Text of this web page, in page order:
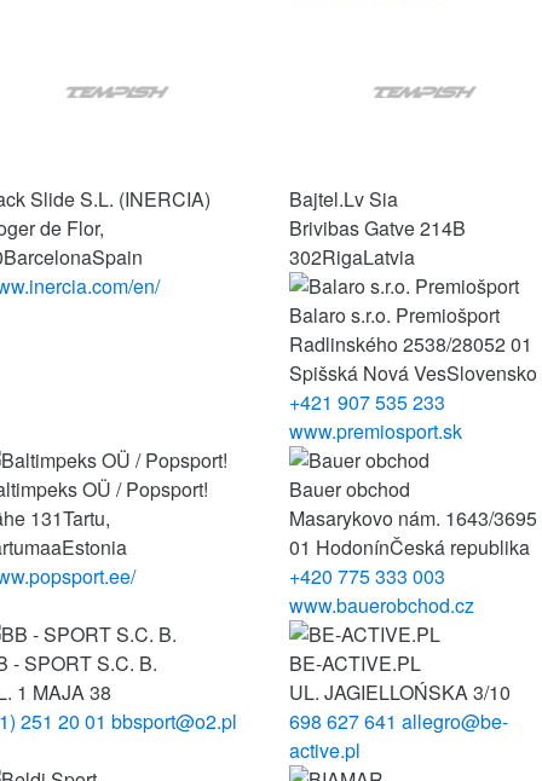
Slide S.L. (INERCIA)
de Flor,
BarcelonaSpain
en/
Bajtel.Lv Sia
Brivibas Gatve 214B
302RigaLatvia
Balaro s.r.o. Premiošport
Radlinského 2538/28052 01
Spišská Nová VesSlovensko
+421 907 535 233
www.premiosport.sk
OÜ / Popsport!
131Tartu,
Estonia
Bauer obchod
Masarykovo nám. 1643/3695
01 HodonínČeská republika
+420 775 333 003
www.bauerobchod.cz
- SPORT S.C. B.
1 MAJA 38
251 20 01 bbsport@o2.pl
BE-ACTIVE.PL
UL. JAGIELLOŃSKA 3/10
698 627 641 allegro@be-
active.pl